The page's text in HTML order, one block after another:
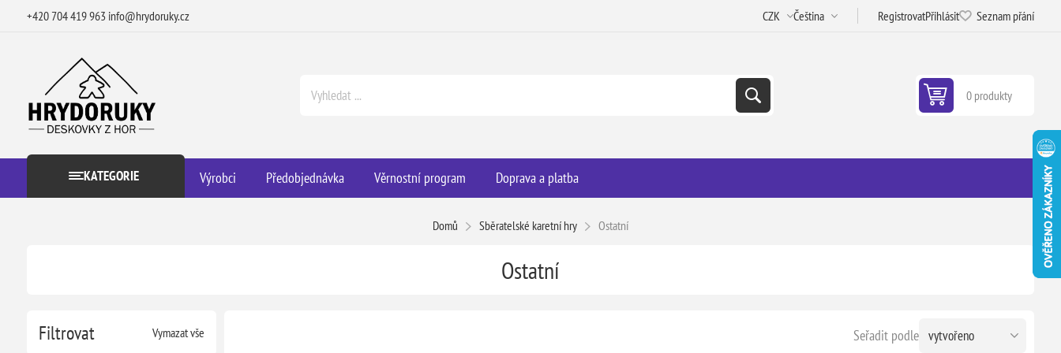
+420 704 419 963 info@hrydoruky.cz RegistrovatPřihlásit Seznam přání
0 produkty
KATEGORIE Výrobci Předobjednávka Věrnostní program Doprava a platba
Domů Sběratelské karetní hry Ostatní
Filtrovat Vymazat vše
Ostatní
Seřadit podle